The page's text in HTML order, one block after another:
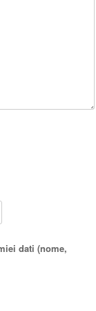
dati (nome,